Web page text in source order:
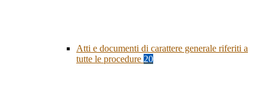
Atti e documenti di carattere generale riferiti a
tutte le procedure 20